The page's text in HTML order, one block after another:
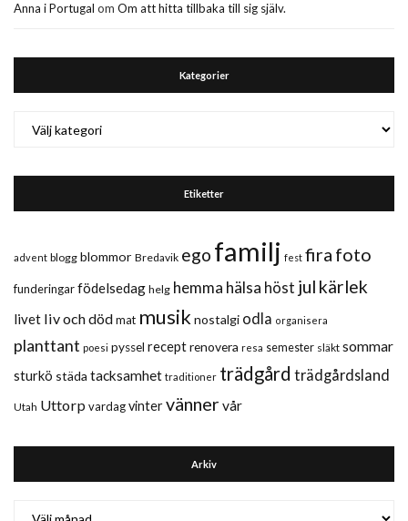
Anna i Portugal om Om att hitta tillbaka till sig själv.
Kategorier
Etiketter
advent blogg blommor Bredavik ego familj fest fira foto
funderingarfödelsedag helg hemma hälsa höst jul kärlek
livet liv och dödmat musik nostalgi odla organisera
planttant poesi pyssel receptrenovera resa semester släkt sommar
sturkö städa tacksamhet traditioner trädgård trädgårdsland
Utah Uttorp vardagvintervänner vår
Arkiv